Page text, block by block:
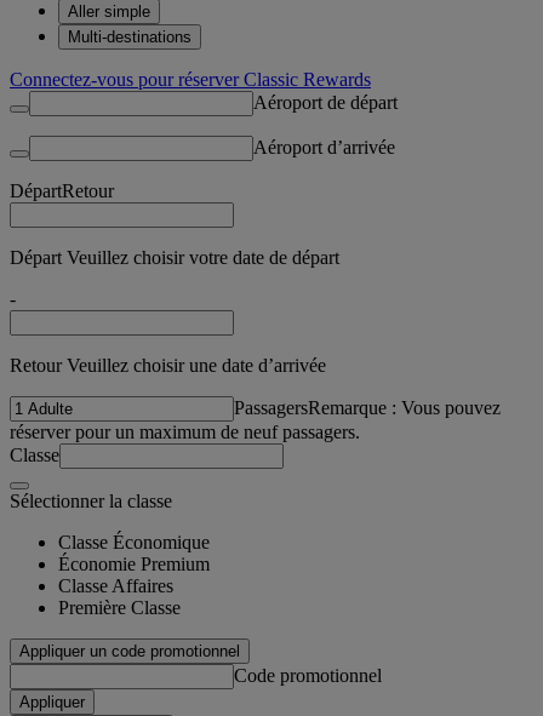
Aller simple
Multi-destinations
Connectez-vous pour réserver Classic Rewards
Aéroport de départ
Aéroport d’arrivée
DépartRetour
Départ Veuillez choisir votre date de départ
-
Retour Veuillez choisir une date d’arrivée
PassagersRemarque : Vous pouvez
réserver pour un maximum de neuf passagers.
Classe
Sélectionner la classe
Classe Économique
Économie Premium
Classe Affaires
Première Classe
Appliquer un code promotionnel
Code promotionnel
Appliquer